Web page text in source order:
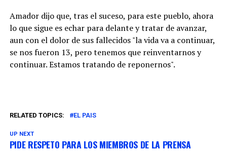
Amador dijo que, tras el suceso, para este pueblo, ahora
lo que sigue es echar para delante y tratar de avanzar,
aun con el dolor de sus fallecidos "la vida va a continuar,
se nos fueron 13, pero tenemos que reinventarnos y
continuar. Estamos tratando de reponernos".
RELATED TOPICS: EL PAIS
UP NEXT
PIDE RESPETO PARA LOS MIEMBROS DE LA PRENSA